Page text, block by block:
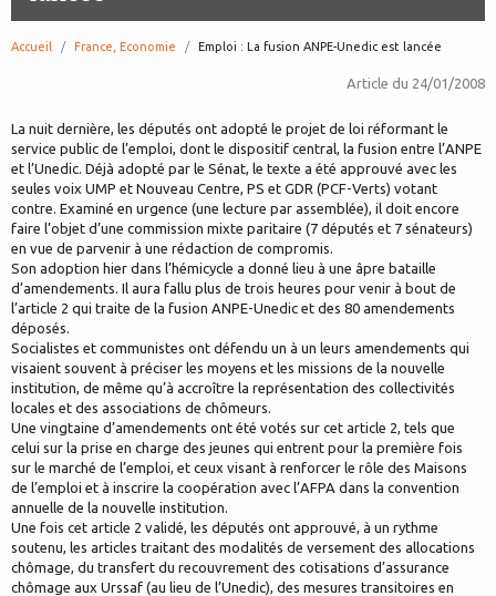
Accueil France, Economie page:
Emploi : La fusion ANPE-Unedic est lancée
Article du 24/01/2008
La nuit dernière, les députés ont adopté le projet de loi réformant le
service public de l’emploi, dont le dispositif central, la fusion entre l’ANPE
et l’Unedic. Déjà adopté par le Sénat, le texte a été approuvé avec les
seules voix UMP et Nouveau Centre, PS et GDR (PCF-Verts) votant
contre. Examiné en urgence (une lecture par assemblée), il doit encore
faire l’objet d’une commission mixte paritaire (7 députés et 7 sénateurs)
en vue de parvenir à une rédaction de compromis.
Son adoption hier dans l’hémicycle a donné lieu à une âpre bataille
d’amendements. Il aura fallu plus de trois heures pour venir à bout de
l’article 2 qui traite de la fusion ANPE-Unedic et des 80 amendements
déposés.
Socialistes et communistes ont défendu un à un leurs amendements qui
visaient souvent à préciser les moyens et les missions de la nouvelle
institution, de même qu’à accroître la représentation des collectivités
locales et des associations de chômeurs.
Une vingtaine d’amendements ont été votés sur cet article 2, tels que
celui sur la prise en charge des jeunes qui entrent pour la première fois
sur le marché de l’emploi, et ceux visant à renforcer le rôle des Maisons
de l’emploi et à inscrire la coopération avec l’AFPA dans la convention
annuelle de la nouvelle institution.
Une fois cet article 2 validé, les députés ont approuvé, à un rythme
soutenu, les articles traitant des modalités de versement des allocations
chômage, du transfert du recouvrement des cotisations d’assurance
chômage aux Urssaf (au lieu de l’Unedic), des mesures transitoires en